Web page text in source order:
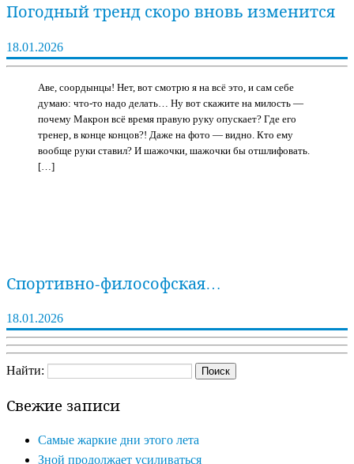
Погодный тренд скоро вновь изменится
18.01.2026
Аве, соордынцы! Нет, вот смотрю я на всё это, и сам себе
думаю: что-то надо делать… Ну вот скажите на милость —
почему Макрон всё время правую руку опускает? Где его
тренер, в конце концов?! Даже на фото — видно. Кто ему
вообще руки ставил? И шажочки, шажочки бы отшлифовать.
[…]
Спортивно-философская…
18.01.2026
Найти:
Свежие записи
Самые жаркие дни этого лета
Зной продолжает усиливаться